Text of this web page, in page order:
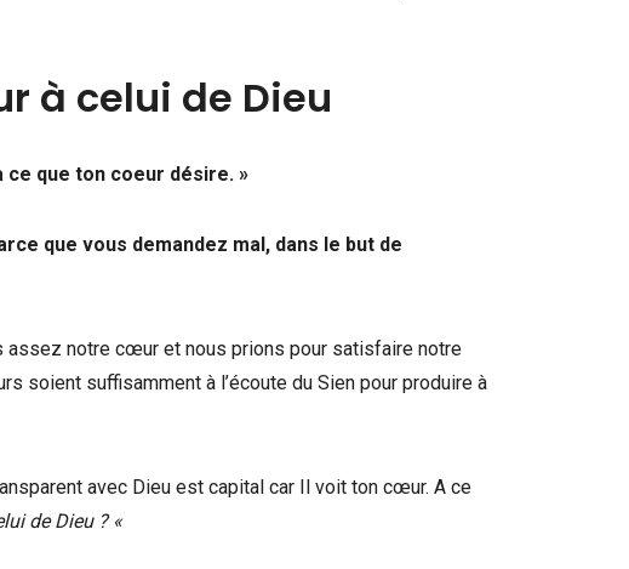
à celui de Dieu
ce que ton coeur désire. »
que vous demandez mal, dans le but de
assez notre cœur et nous prions pour satisfaire notre
soient suffisamment à l’écoute du Sien pour produire à
avec Dieu est capital car Il voit ton cœur. A ce
de Dieu ? «